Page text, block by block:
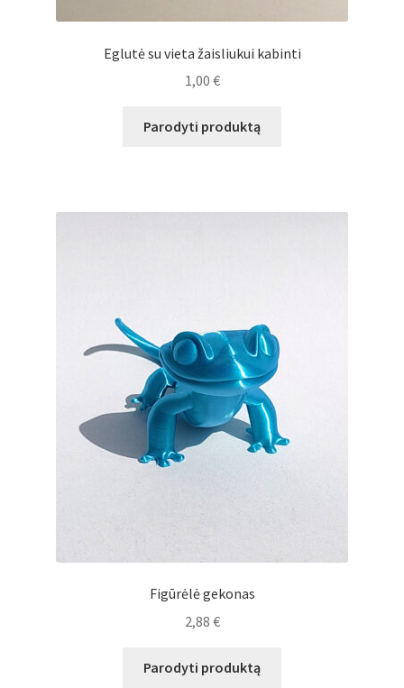
Eglutė su vieta žaisliukui kabinti
1,00 €
Parodyti produktą
Figūrėlė gekonas
2,88 €
Parodyti produktą